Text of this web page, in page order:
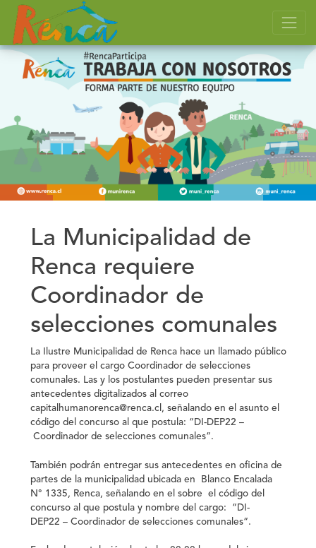
La Municipalidad de
Renca requiere
Coordinador de
selecciones comunales
La Ilustre Municipalidad de Renca hace un llamado público
para proveer el cargo Coordinador de selecciones
comunales. Las y los postulantes pueden presentar sus
antecedentes digitalizados al correo
capitalhumanorenca@renca.cl, señalando en el asunto el
código del concurso al que postula: “ DI-DEP22 –
Coordinador de selecciones comunales“.
También podrán entregar sus antecedentes en oficina de
partes de la municipalidad ubicada en Blanco Encalada
N° 1335, Renca, señalando en el sobre el código del
concurso al que postula y nombre del cargo: “ DI-
DEP22 – Coordinador de selecciones comunales“.